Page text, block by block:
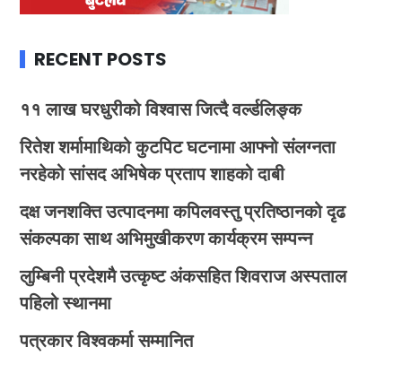
RECENT POSTS
११ लाख घरधुरीको विश्वास जित्दै वर्ल्डलिङ्क
रितेश शर्मामाथिको कुटपिट घटनामा आफ्नो संलग्नता
नरहेको सांसद अभिषेक प्रताप शाहको दाबी
दक्ष जनशक्ति उत्पादनमा कपिलवस्तु प्रतिष्ठानको दृढ
संकल्पका साथ अभिमुखीकरण कार्यक्रम सम्पन्न
लुम्बिनी प्रदेशमै उत्कृष्ट अंकसहित शिवराज अस्पताल
पहिलो स्थानमा
पत्रकार विश्वकर्मा सम्मानित